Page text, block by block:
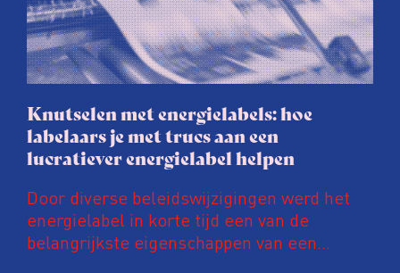
Knutselen met energielabels: hoe
labelaars je met trucs aan een
lucratiever energielabel helpen
Door diverse beleidswijzigingen werd het
energielabel in korte tijd een van de
belangrijkste eigenschappen van een